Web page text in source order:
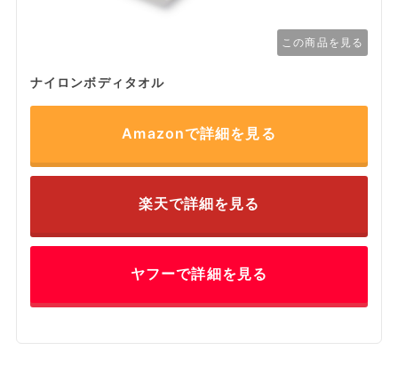
この商品を見る
ナイロンボディタオル
Amazonで詳細を見る
楽天で詳細を見る
ヤフーで詳細を見る